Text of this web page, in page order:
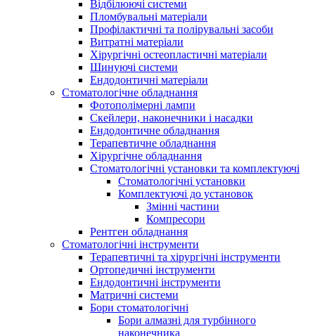
Відбілюючі системи
Пломбувальні матеріали
Профілактичні та полірувальні засоби
Витратні матеріали
Хірургічні остеопластичні матеріали
Шинуючі системи
Ендодонтичні матеріали
Стоматологічне обладнання
Фотополімерні лампи
Скейлери, наконечники і насадки
Ендодонтичне обладнання
Терапевтичне обладнання
Хірургічне обладнання
Стоматологічні установки та комплектуючі
Стоматологічні установки
Комплектуючі до установок
Змінні частини
Компресори
Рентген обладнання
Стоматологічні інструменти
Терапевтичні та хірургічні інструменти
Ортопедичні інструменти
Ендодонтичні інструменти
Матричні системи
Бори стоматологічні
Бори алмазні для турбінного
наконечника